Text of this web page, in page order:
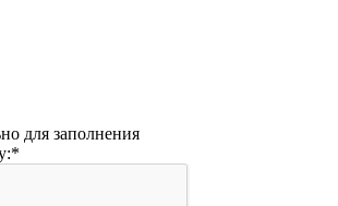
для заполнения
*